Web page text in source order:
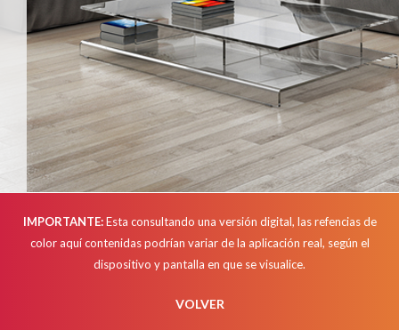
IMPORTANTE:Esta consultando una versión digital, las refencias de
color aquí contenidas podrían variar de la aplicación real, según el
dispositivo y pantalla en que se visualice.
VOLVER